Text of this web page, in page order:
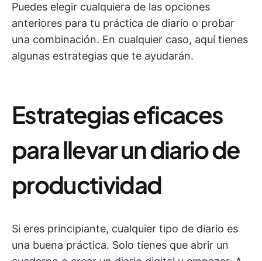
Puedes elegir cualquiera de las opciones
anteriores para tu práctica de diario o probar
una combinación. En cualquier caso, aquí tienes
algunas estrategias que te ayudarán.
Estrategias eficaces
para llevar un diario de
productividad
Si eres principiante, cualquier tipo de diario es
una buena práctica. Solo tienes que abrir un